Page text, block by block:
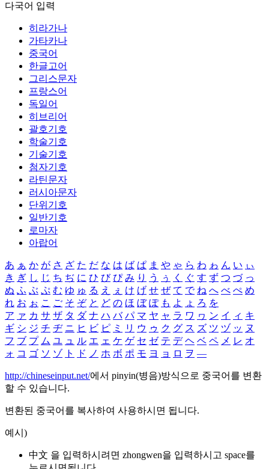
다국어 입력
히라가나
가타카나
중국어
한글고어
그리스문자
프랑스어
독일어
히브리어
괄호기호
학술기호
기술기호
첨자기호
라틴문자
러시아문자
단위기호
일반기호
로마자
아랍어
あ ぁ か が さ ざ た だ な は ば ぱ ま や ゃ ら わ ゎ ん い ぃ
き ぎ し じ ち ぢ に ひ び ぴ み り う ぅ く ぐ す ず つ づ っ
ぬ ふ ぶ ぷ む ゆ ゅ る え ぇ け げ せ ぜ て で ね へ べ ぺ め
れ お ぉ こ ご そ ぞ と ど の ほ ぼ ぽ も よ ょ ろ を
ア ァ カ サ ザ タ ダ ナ ハ バ パ マ ヤ ャ ラ ワ ヮ ン イ ィ キ
ギ シ ジ チ ヂ ニ ヒ ビ ピ ミ リ ウ ゥ ク グ ス ズ ツ ヅ ッ ヌ
フ ブ プ ム ユ ュ ル エ ェ ケ ゲ セ ゼ テ デ ヘ ベ ペ メ レ オ
ォ コ ゴ ソ ゾ ト ド ノ ホ ボ ポ モ ヨ ョ ロ ヲ ―
http://chineseinput.net/에서 pinyin(병음)방식으로 중국어를 변환
할 수 있습니다.
변환된 중국어를 복사하여 사용하시면 됩니다.
예시)
中文 을 입력하시려면 zhongwen을 입력하시고 space를